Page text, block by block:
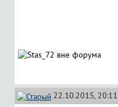
22.10.2015, 20:11